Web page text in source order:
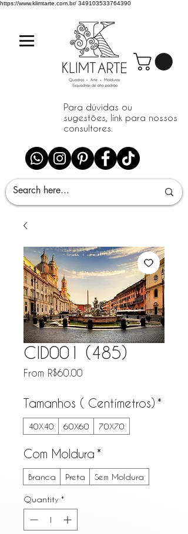
https://www.klimtarte.com.br/ 349103533764390
Para dúvidas ou
sugestões, link para nossos
consultores.
CID001 (485)
From R$60.00
Tamanhos ( Centímetros) *
40X40 60X60 70X70
Com Moldura *
Branca Preta Sem Moldura
Quantity *